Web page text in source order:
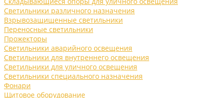
Светильники различного назначения
Взрывозащищенные светильники
Переносные светильники
Прожекторы
Светильники аварийного освещения
Светильники для внутреннего освещения
Светильники для уличного освещения
Светильники специального назначения
Фонари
Щитовое оборудование